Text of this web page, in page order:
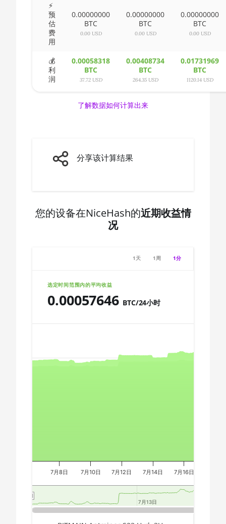
🇧🇹ㅤ BTN - Nu.
🇧🇼ㅤ BWP
🇧🇾ㅤ BYN
🇧🇿ㅤ BZD - BZ$
🇨🇦ㅤ CAD - CA$
🇨🇴ㅤ COP - CO$
🇨🇻ㅤ CVE - CV$
🇩🇴ㅤ DOP - RD$
🇩🇿ㅤ DZD - DA
🇪🇬ㅤ EGP
🇪🇹ㅤ ETB - Br
🏳ㅤ GMD - D
🇬🇹ㅤ GTQ
AMD CPU Ryzen 7 1800X
AMD CPU Ryzen 7 2700
AMD CPU Ryzen 7 2700X
AMD CPU Ryzen 7 3700X
AMD CPU Ryzen 7 3800X
AMD CPU Ryzen 7 3800XT
AMD CPU Ryzen 7 5800X3D
AMD CPU Ryzen 9 3900XT
AMD CPU Ryzen 9 3950X
AMD CPU Ryzen 9 7900X
AMD CPU Ryzen 9 7950X
AMD CPU Threadripper 1900X
AMD CPU Threadripper 1950X
AMD CPU Threadripper 3970X
AMD CPU Threadripper 3990X
AMD PRO W6800 32GB
⚡
预
估
费
用
0.00000000
BTC
0.00 USD
0.00000000
BTC
0.00 USD
0.00000000
BTC
0.00 USD
💰
利
润
0.00058318
BTC
37.72 USD
0.00408734
BTC
264.35 USD
0.01731969
BTC
1120.14 USD
了解数据如何计算出来
分享该计算结果
您的设备在NiceHash的近期收益情
况
1天 1周 1分
选定时间范围内的平均收益
0.00057646 BTC/24小时
Chart
Combination chart with 3 data series.
7月8日 7月10日 7月12日 7月14日 7月16日
7月13日
7月13日